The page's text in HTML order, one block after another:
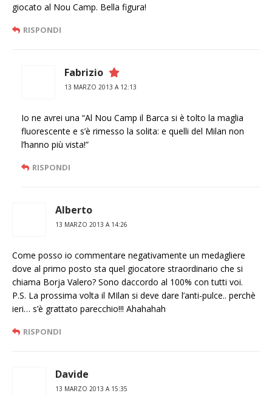
giocato al Nou Camp. Bella figura!
RISPONDI
Fabrizio
13 MARZO 2013 A 12:13
Io ne avrei una “Al Nou Camp il Barca si è tolto la maglia
fluorescente e s’è rimesso la solita: e quelli del Milan non
l’hanno più vista!”
RISPONDI
Alberto
13 MARZO 2013 A 14:26
Come posso io commentare negativamente un medagliere
dove al primo posto sta quel giocatore straordinario che si
chiama Borja Valero? Sono daccordo al 100% con tutti voi.
P.S. La prossima volta il MIlan si deve dare l’anti-pulce.. perchè
ieri… s’è grattato parecchio!!! Ahahahah
RISPONDI
Davide
13 MARZO 2013 A 15:35